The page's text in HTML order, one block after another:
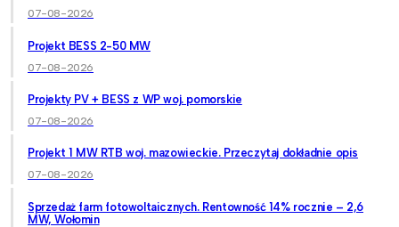
07-08-2026
Projekt BESS 2-50 MW
07-08-2026
Projekty PV + BESS z WP woj. pomorskie
07-08-2026
Projekt 1 MW RTB woj. mazowieckie. Przeczytaj dokładnie opis
07-08-2026
Sprzedaż farm fotowoltaicznych. Rentowność 14% rocznie – 2,6
MW, Wołomin